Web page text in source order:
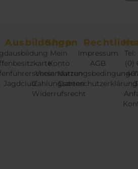
Ausbildungen
Jagdclub
Shop
Mein
Konto
Versandarten
Zahlungsarten
Widerrufsrecht
Impressum
AGB
Datenschutzerklärung
Tel:
(0)